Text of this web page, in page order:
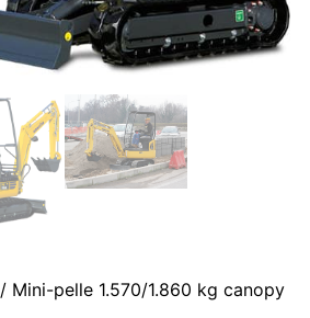
/ Mini-pelle 1.570/1.860 kg canopy